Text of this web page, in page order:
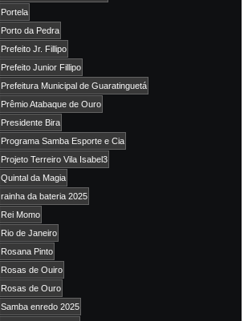
Portela
Porto da Pedra
Prefeito Jr. Fillipo
Prefeito Junior Fillipo
Prefeitura Municipal de Guaratinguetá
Prêmio Atabaque de Ouro
Presidente Bira
Programa Samba Esporte e Cia
Projeto Terreiro Vila Isabel3
Quintal da Magia
rainha da bateria 2025
Rei Momo
Rio de Janeiro
Rosana Pinto
Rosas de Ouiro
Rosas de Ouro
Samba enredo 2025